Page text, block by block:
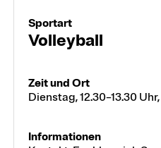
Volleyball
Dienstag, 12.30–13.30